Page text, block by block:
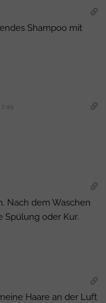
Shampoo mit
Nach dem Waschen
Spülung oder Kur.
Haare an der Luft